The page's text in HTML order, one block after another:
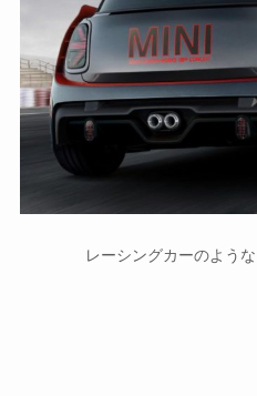
レーシングカーのよう